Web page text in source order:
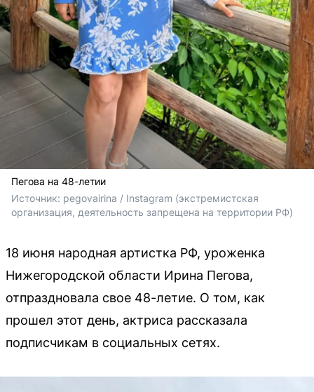
Пегова на 48-летии
Источник: pegovairina / Instagram (экстремистская
организация, деятельность запрещена на территории РФ)
18 июня народная артистка РФ, уроженка
Нижегородской области Ирина Пегова,
отпраздновала свое 48-летие. О том, как
прошел этот день, актриса рассказала
подписчикам в социальных сетях.